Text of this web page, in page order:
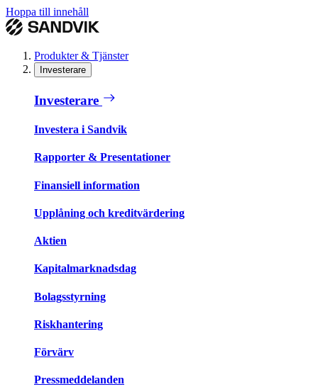
Hoppa till innehåll
Produkter & Tjänster
Investerare
Investerare
Investera i Sandvik
Rapporter & Presentationer
Finansiell information
Upplåning och kreditvärdering
Aktien
Kapitalmarknadsdag
Bolagsstyrning
Riskhantering
Förvärv
Pressmeddelanden